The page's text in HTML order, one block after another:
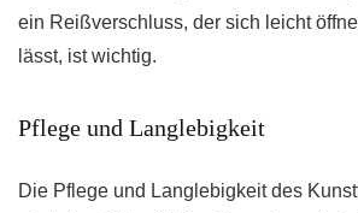
ein Reißverschluss, der sich leicht
lässt, ist wichtig.
Pflege und Langlebigkeit
Die Pflege und Langlebigkeit des